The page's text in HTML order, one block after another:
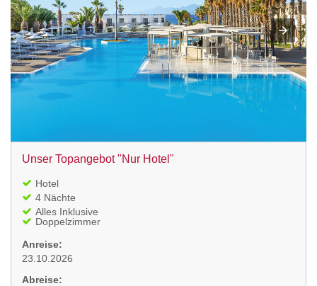
Unser Topangebot "Nur Hotel"
Hotel
4 Nächte
Alles Inklusive
Doppelzimmer
Anreise:
23.10.2026
Abreise: